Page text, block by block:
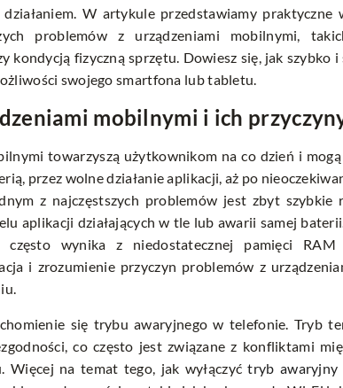
W artykule przedstawiamy praktyczne
problemów z urządzeniami mobilnymi,
kondycją fizyczną sprzętu. Dowiesz się, jak szybko
swojego smartfona lub tabletu.
mobilnymi i ich
towarzyszą użytkownikom na co dzień i
przez wolne działanie aplikacji, aż po
z najczęstszych problemów jest zbyt szybkie
aplikacji działających w tle lub awarii samej
wynika z niedostatecznej pamięci RAM
i zrozumienie przyczyn problemów z
się trybu awaryjnego w telefonie. Tryb
co często jest związane z konfliktami
Więcej na temat tego, jak wyłączyćtryb awaryjny